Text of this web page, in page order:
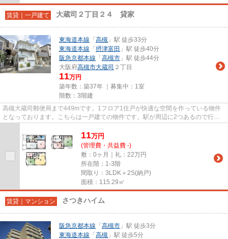
賃貸｜一戸建て 大蔵司２丁目２４ 貸家
東海道本線 「 高槻 」駅 徒歩33分
東海道本線 「 摂津富田 」駅 徒歩40分
阪急京都本線 「 高槻市 」駅 徒歩44分
大阪府高槻市大蔵司 ２丁目
11万円
築年数：築37年 ｜募集中： 1室
階数：3階建
高槻大蔵司郵便局まで449mです。1フロア1住戸が快適な空間を作っている物件
となっております。こちらは一戸建ての物件です。駅が周辺に2つあるので行動
11万円
(管理費・共益費 -)
敷：0ヶ月｜礼：22万円
所在階：1-3階
間取り：3LDK＋2S(納戸)
面積：115.29㎡
賃貸｜マンション さつきハイム
阪急京都本線 「 高槻市 」駅 徒歩3分
東海道本線 「 高槻 」駅 徒歩5分